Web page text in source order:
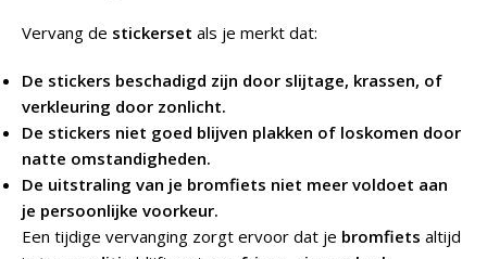
Vervang de stickerset als je merkt dat:
De stickers beschadigd zijn door slijtage, krassen, of
verkleuring door zonlicht.
De stickers niet goed blijven plakken of loskomen door
natte omstandigheden.
De uitstraling van je bromfiets niet meer voldoet aan
je persoonlijke voorkeur.
Een tijdige vervanging zorgt ervoor dat je bromfiets altijd